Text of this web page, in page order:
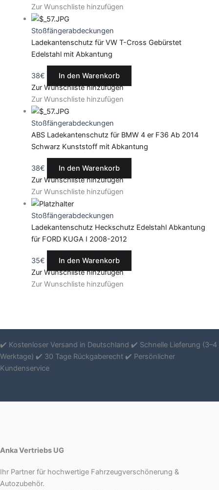
Zur Wunschliste hinzufügen
Stoßfängerabdeckungen
Ladekantenschutz für VW T-Cross Gebürstet
Edelstahl mit Abkantung
38€
In den Warenkorb
Zur Wunschliste hinzufügen
Zur Wunschliste hinzufügen
Stoßfängerabdeckungen
ABS Ladekantenschutz für BMW 4 er F36 Ab 2014
Schwarz Kunststoff mit Abkantung
38€
In den Warenkorb
Zur Wunschliste hinzufügen
Zur Wunschliste hinzufügen
Stoßfängerabdeckungen
Ladekantenschutz Heckschutz Edelstahl Abkantung
für FORD KUGA I 2008-2012
35€
In den Warenkorb
Zur Wunschliste hinzufügen
Zur Wunschliste hinzufügen
✔️ Kostenloser Versand in Deutschland ✔️ Schnelle Lieferung (3–4
Werktage) ✔️ 30 Tage Rückgaberecht ✔️ Persönlicher
Kundenservice
Anka Vertriebs UG
Ihr Partner für hochwertige Fahrzeugverschönerung &
Autozubehör.